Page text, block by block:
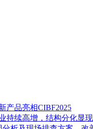
产品亮相CIBF2025
持续高增，结构分化显现